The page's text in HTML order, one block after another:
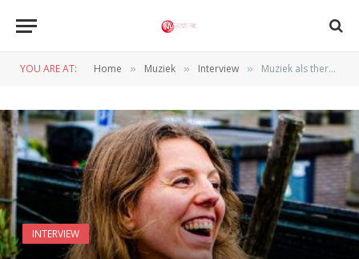
YOU ARE AT: Home » Muziek » Interview » Muziek als therapie? SYLVR haar doel
INTERVIEW